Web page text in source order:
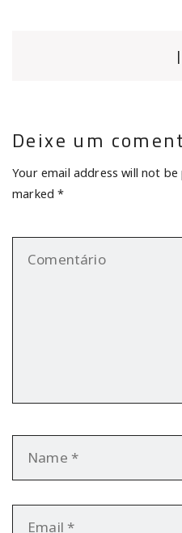
|
Deixe um
Your email address will not
marked *